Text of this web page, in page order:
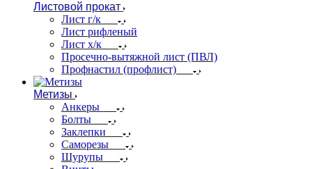
Листовой прокат
Лист г/к
Лист рифленый
Лист х/к
Просечно-вытяжной лист (ПВЛ)
Профнастил (профлист)
Метизы
Анкеры
Болты
Заклепки
Саморезы
Шурупы